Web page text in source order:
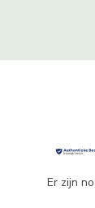
Er zijn